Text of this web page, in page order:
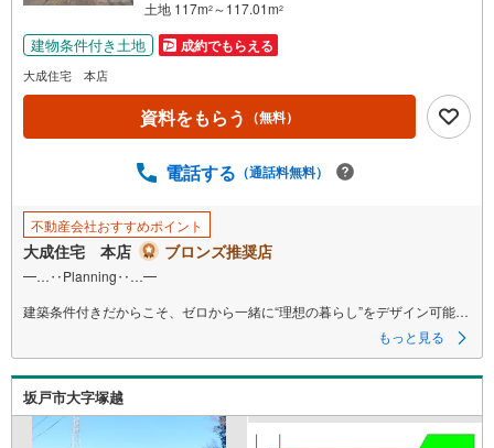
土地 117m2 ～117.01m2
建物条件付き土地 成約でもらえる
大成住宅 本店
資料をもらう （無料）
電話する （通話料無料）
不動産会社おすすめポイント
大成住宅 本店 ブロンズ推奨店
━…‥Planning‥…━
建築条件付きだからこそ、ゼロから一緒に“理想の暮らし”をデザイン可能！
お客様の生活スタイルや将来設計に合わせて一からプランニングできるた
間取り検討から仕様選びまで楽しんでいただけるよう丁寧にサポート。
過程そのものが思い出になるよう、最後まで寄り添ってお手伝いいたしま
す◎
━…‥Design‥…━
もっと見る
坂戸市大字塚越